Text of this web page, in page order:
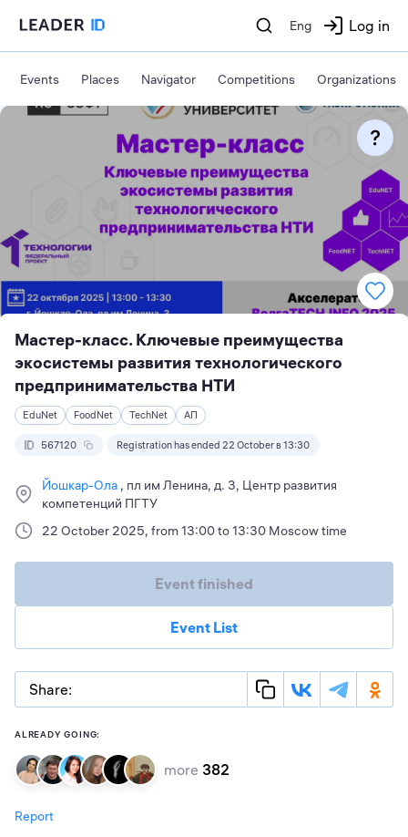
Eng Log in
Events Places Navigator Competitions Organizations
Мастер-класс. Ключевые преимущества
экосистемы развития технологического
предпринимательства НТИ
EduNet FoodNet TechNet АП
567120 Registration has ended 22 October в 13:30
Йошкар-Ола
пл им Ленина, д. 3, Центр развития
компетенций ПГТУ
22 October 2025, from 13:00 to 13:30 Moscow time
Event finished
Event List
Share:
ALREADY GOING:
more 382
Report